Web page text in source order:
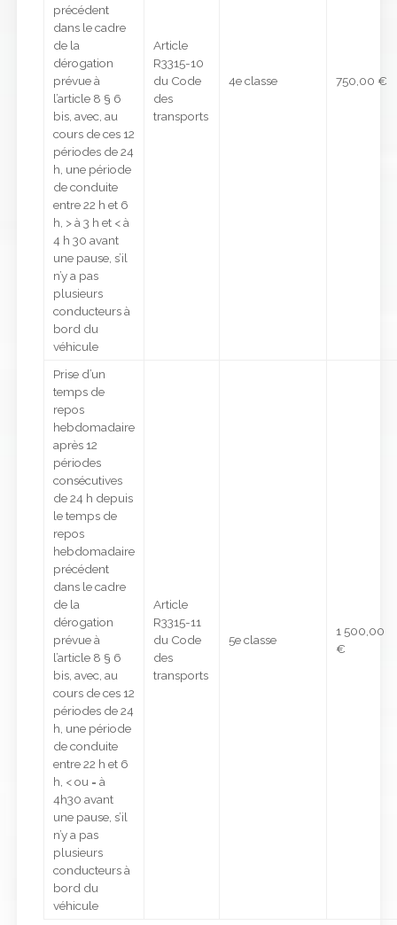
précédent
dans le cadre
de la
dérogation
prévue à
l’article 8 § 6
bis, avec, au
cours de ces 12
périodes de 24
h, une période
de conduite
entre 22 h et 6
h, > à 3 h et < à
4 h 30 avant
une pause, s’il
n’y a pas
plusieurs
conducteurs à
bord du
véhicule
Article
R3315-10
du Code
des
transports
4e classe 750,00 €
Prise d’un
temps de
repos
hebdomadaire
après 12
périodes
consécutives
de 24 h depuis
le temps de
repos
hebdomadaire
précédent
dans le cadre
de la
dérogation
prévue à
l’article 8 § 6
bis, avec, au
cours de ces 12
périodes de 24
h, une période
de conduite
entre 22 h et 6
h, < ou = à
4h30 avant
une pause, s’il
n’y a pas
plusieurs
conducteurs à
bord du
véhicule
Article
R3315-11
du Code
des
transports
5e classe
1 500,00
€